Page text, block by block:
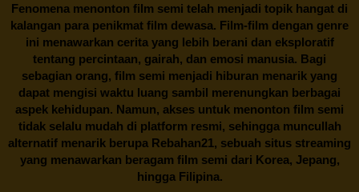
Fenomena menonton film semi telah menjadi topik hangat di
kalangan para penikmat film dewasa. Film-film dengan genre
ini menawarkan cerita yang lebih berani dan eksploratif
tentang percintaan, gairah, dan emosi manusia. Bagi
sebagian orang, film semi menjadi hiburan menarik yang
dapat mengisi waktu luang sambil merenungkan berbagai
aspek kehidupan. Namun, akses untuk menonton film semi
tidak selalu mudah di platform resmi, sehingga muncullah
alternatif menarik berupa Rebahan21, sebuah situs streaming
yang menawarkan beragam film semi dari Korea, Jepang,
hingga Filipina.